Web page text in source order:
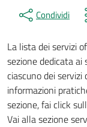
Condividi
La lista dei servizi
sezione dedicata ai
ciascuno dei
informazioni
sezione, fai click
Vai alla sezione